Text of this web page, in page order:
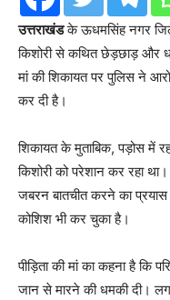
उत्तराखंडके ऊधमसिंह नगर जिले
किशोरी से कथित छेड़छाड़ और
मां की शिकायत पर पुलिस ने
कर दी है।
शिकायत के मुताबिक, पड़ोस में
किशोरी को परेशान कर रहा
जबरन बातचीत करने का
कोशिश भी कर चुका है।
पीड़िता की मां का कहना है कि
जान से मारने की धमकी दी।